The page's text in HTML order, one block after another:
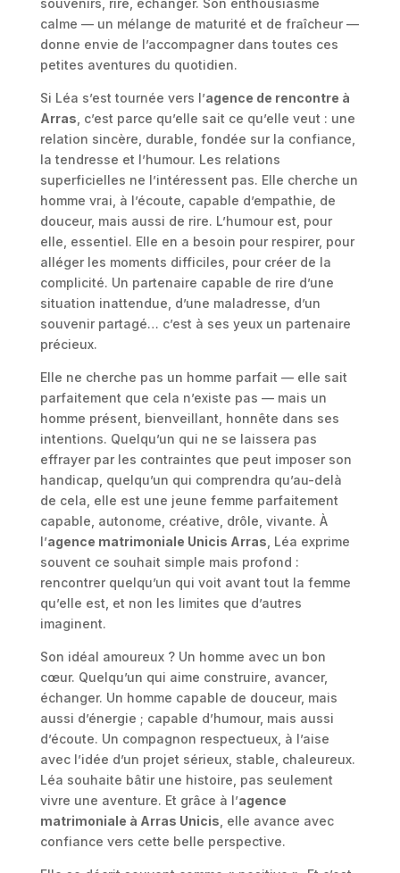
souvenirs, rire, échanger. Son enthousiasme
calme — un mélange de maturité et de fraîcheur —
donne envie de l’accompagner dans toutes ces
petites aventures du quotidien.
Si Léa s’est tournée vers l’agence de rencontre à
Arras , c’est parce qu’elle sait ce qu’elle veut : une
relation sincère, durable, fondée sur la confiance,
la tendresse et l’humour. Les relations
superficielles ne l’intéressent pas. Elle cherche un
homme vrai, à l’écoute, capable d’empathie, de
douceur, mais aussi de rire. L’humour est, pour
elle, essentiel. Elle en a besoin pour respirer, pour
alléger les moments difficiles, pour créer de la
complicité. Un partenaire capable de rire d’une
situation inattendue, d’une maladresse, d’un
souvenir partagé… c’est à ses yeux un partenaire
précieux.
Elle ne cherche pas un homme parfait — elle sait
parfaitement que cela n’existe pas — mais un
homme présent, bienveillant, honnête dans ses
intentions. Quelqu’un qui ne se laissera pas
effrayer par les contraintes que peut imposer son
handicap, quelqu’un qui comprendra qu’au-delà
de cela, elle est une jeune femme parfaitement
capable, autonome, créative, drôle, vivante. À
l’agence matrimoniale Unicis Arras , Léa exprime
souvent ce souhait simple mais profond :
rencontrer quelqu’un qui voit avant tout la femme
qu’elle est, et non les limites que d’autres
imaginent.
Son idéal amoureux ? Un homme avec un bon
cœur. Quelqu’un qui aime construire, avancer,
échanger. Un homme capable de douceur, mais
aussi d’énergie ; capable d’humour, mais aussi
d’écoute. Un compagnon respectueux, à l’aise
avec l’idée d’un projet sérieux, stable, chaleureux.
Léa souhaite bâtir une histoire, pas seulement
vivre une aventure. Et grâce à l’agence
matrimoniale à Arras Unicis , elle avance avec
confiance vers cette belle perspective.